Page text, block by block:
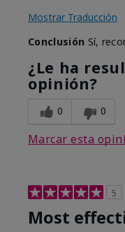
Mostrar Traducción
Conclusión Sí,
¿Le ha
opinión?
0 0
Marcar esta
5
Most